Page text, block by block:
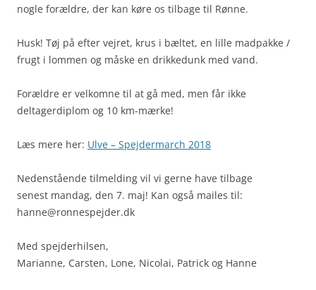
nogle forældre, der kan køre os tilbage til Rønne.
Husk! Tøj på efter vejret, krus i bæltet, en lille madpakke /
frugt i lommen og måske en drikkedunk med vand.
Forældre er velkomne til at gå med, men får ikke
deltagerdiplom og 10 km-mærke!
Læs mere her: Ulve – Spejdermarch 2018
Nedenstående tilmelding vil vi gerne have tilbage
senest mandag, den 7. maj! Kan også mailes til:
hanne@ronnespejder.dk
Med spejderhilsen,
Marianne, Carsten, Lone, Nicolai, Patrick og Hanne